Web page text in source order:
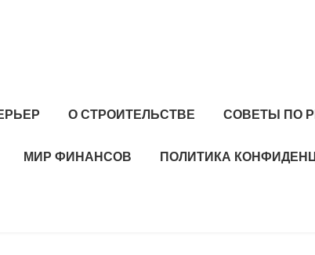
О СТРОИТЕЛЬСТВЕ СОВЕТЫ ПО
МИР ФИНАНСОВ ПОЛИТИКА